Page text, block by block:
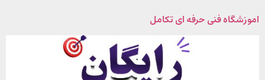
اموزشگاه فنی حرفه ای تکامل